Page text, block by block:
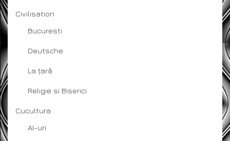
Civilisation
Bucuresti
Deutsche
La țară
Religie si Biserici
Cucultura
AI-uri